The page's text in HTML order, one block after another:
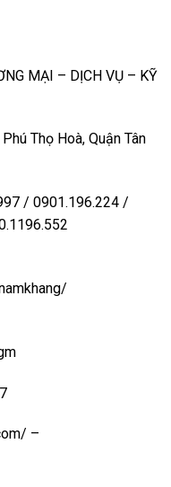
MẠI – DỊCH VỤ – KỸ
Thọ Hoà, Quận Tân
/ 0901.196.224 /
–